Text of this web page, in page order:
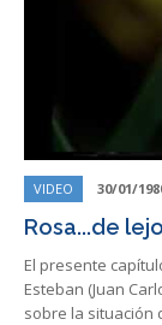
VIDEO 30/01/
Rosa...de
El presente
Esteban (Juan
sobre la situación